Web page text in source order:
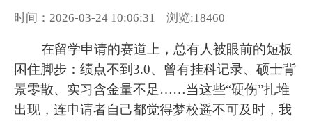
时间：2026-03-24 10:06:31 浏览:18460
在留学申请的赛道上，总有人被眼前的短板
困住脚步：绩点不到3.0、曾有挂科记录、硕士背
景零散、实习含金量不足……当这些“硬伤”扎堆
出现，连申请者自己都觉得梦校遥不可及时，我